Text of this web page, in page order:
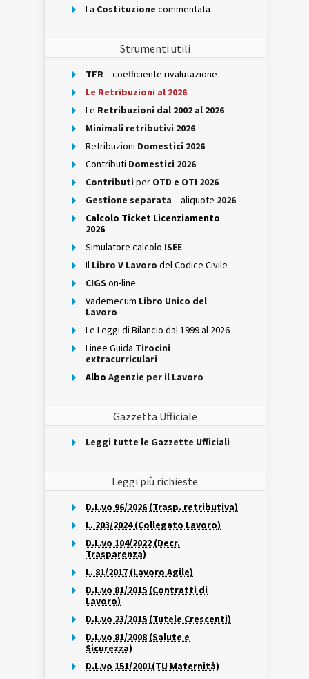
La Costituzione commentata
Strumenti utili
TFR– coefficiente rivalutazione
Le Retribuzioni al 2026
Le Retribuzioni dal 2002 al 2026
Minimali retributivi 2026
Retribuzioni Domestici 2026
Contributi Domestici 2026
Contributi per OTD e OTI 2026
Gestione separata – aliquote 2026
Calcolo Ticket Licenziamento
2026
Simulatore calcolo ISEE
Il Libro V Lavoro del Codice Civile
CIGS on-line
Vademecum Libro Unico del
Lavoro
Le Leggi di Bilancio dal 1999 al 2026
Linee Guida Tirocini
extracurriculari
Albo Agenzie per il Lavoro
Gazzetta Ufficiale
Leggi tutte le Gazzette Ufficiali
Leggi più richieste
D.L.vo 96/2026 (Trasp. retributiva)
L. 203/2024 (Collegato Lavoro)
D.L.vo 104/2022 (Decr.
Trasparenza)
L. 81/2017 (Lavoro Agile)
D.L.vo 81/2015 (Contratti di
Lavoro)
D.L.vo 23/2015 (Tutele Crescenti)
D.L.vo 81/2008 (Salute e
Sicurezza)
D.L.vo 151/2001(TU Maternità)